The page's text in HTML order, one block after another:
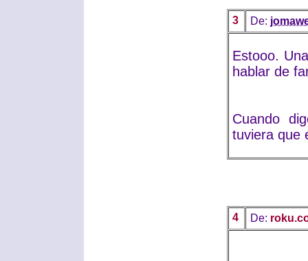
3 De:
Estooo.
hablar de
Cuando
tuviera que
4 De: